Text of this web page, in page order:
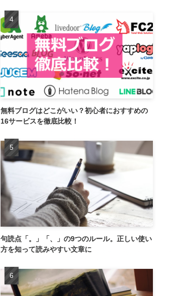
無料ブログはどこがいい？初心者におすすめの
16サービスを徹底比較！
句読点「。」「、」の9つのルール。正しい使い
方を知って読みやすい文章に